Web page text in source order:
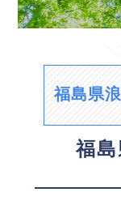
福島県
福